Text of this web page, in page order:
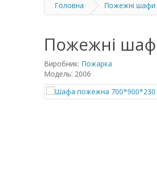
Головна Пожежні шафи
Пожежні
Виробник: Пожарка
Модель: 2006